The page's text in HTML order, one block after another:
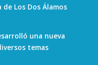
Los Dos Álamos
una nueva
temas